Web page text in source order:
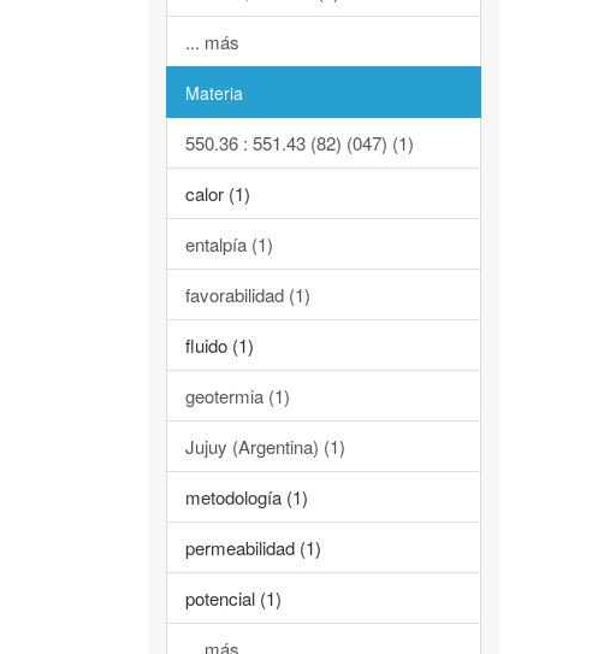
... más
Materia
550.36 : 551.43 (82) (047) (1)
calor (1)
entalpía (1)
favorabilidad (1)
fluido (1)
geotermia (1)
Jujuy (Argentina) (1)
metodología (1)
permeabilidad (1)
potencial (1)
... más